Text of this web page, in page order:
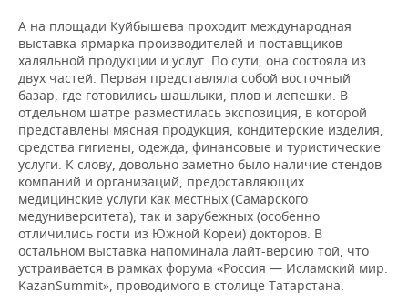
А на площади Куйбышева проходит международная
выставка-ярмарка производителей и поставщиков
халяльной продукции и услуг. По сути, она состояла из
двух частей. Первая представляла собой восточный
базар, где готовились шашлыки, плов и лепешки. В
отдельном шатре разместилась экспозиция, в которой
представлены мясная продукция, кондитерские изделия,
средства гигиены, одежда, финансовые и туристические
услуги. К слову, довольно заметно было наличие стендов
компаний и организаций, предоставляющих
медицинские услуги как местных (Самарского
медуниверситета), так и зарубежных (особенно
отличились гости из Южной Кореи) докторов. В
остальном выставка напоминала лайт-версию той, что
устраивается в рамках форума «Россия — Исламский мир:
KazanSummit», проводимого в столице Татарстана.